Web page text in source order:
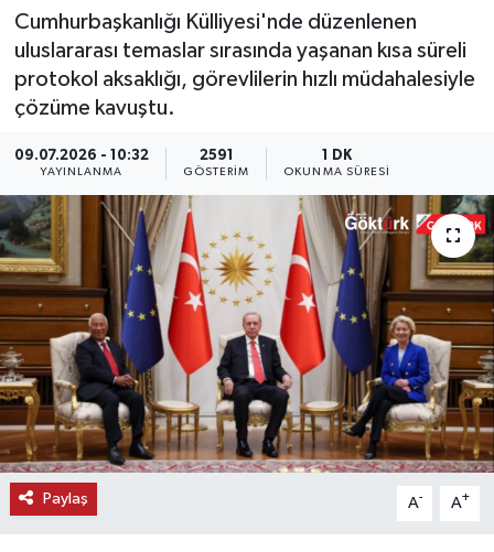
Cumhurbaşkanlığı Külliyesi'nde düzenlenen
uluslararası temaslar sırasında yaşanan kısa süreli
protokol aksaklığı, görevlilerin hızlı müdahalesiyle
çözüme kavuştu.
09.07.2026 - 10:32
YAYINLANMA
2591
GÖSTERIM
1 DK
OKUNMA SÜRESI
Paylaş A- A+
GÖKTÜRK
GÜNDEM
MAGAZİN
ÖZEL HABER
SAĞLIK
SPOR
TEKNOLOJİ